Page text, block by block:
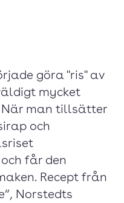
göra "ris" av
mycket
När man tillsätter
och
får den
Recept från
Norstedts